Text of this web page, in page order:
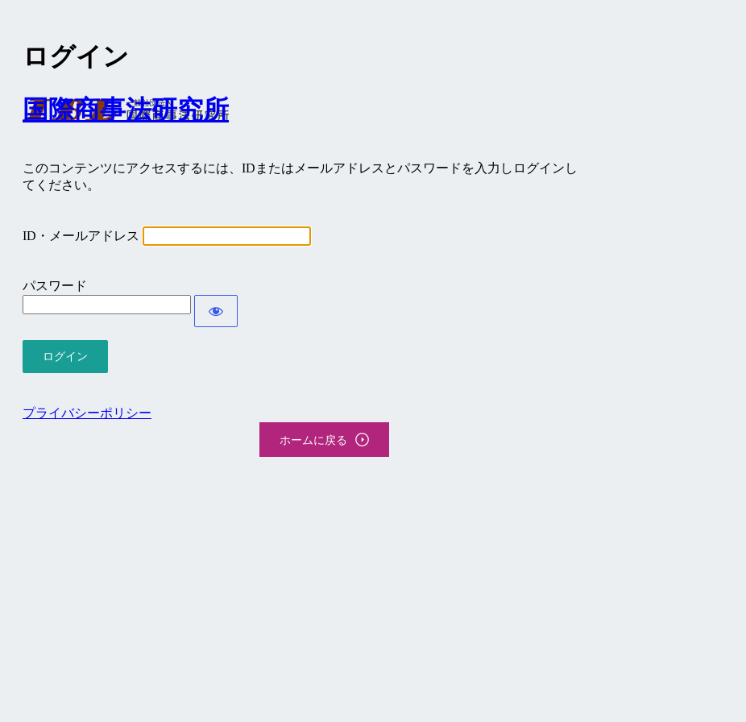
ログイン
国際商事法研究所
このコンテンツにアクセスするには、IDまたはメールアドレスとパスワードを入力しログインし
てください。
ID・メールアドレス
パスワード
プライバシーポリシー
ホームに戻る